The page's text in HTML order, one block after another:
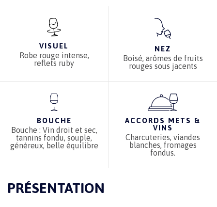
VISUEL
Robe rouge intense,
reflets ruby
NEZ
Boisé, arômes de fruits
rouges sous jacents
BOUCHE
Bouche : Vin droit et sec,
tannins fondu, souple,
généreux, belle équilibre
ACCORDS METS &
VINS
Charcuteries, viandes
blanches, fromages
fondus.
PRÉSENTATION